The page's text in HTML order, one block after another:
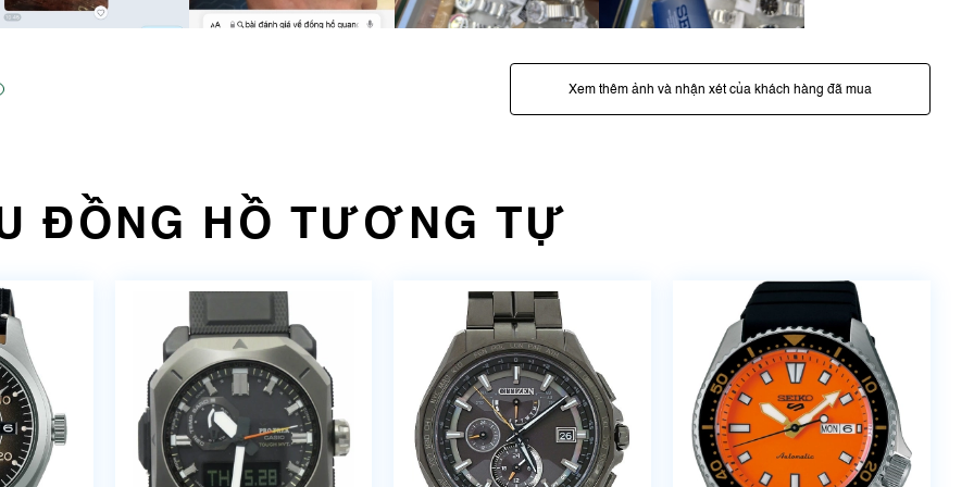
Xem thêm ảnh và nhận xét của khách hàng đã mua
ĐỒNG HỒ TƯƠNG TỰ